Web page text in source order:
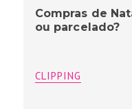
Compras de
ou parcelado?
CLIPPING